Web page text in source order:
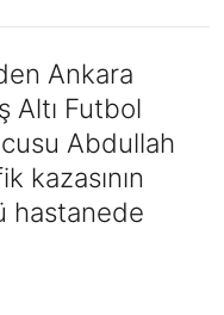
Ankara
Altı Futbol
Abdullah
kazasının
hastanede